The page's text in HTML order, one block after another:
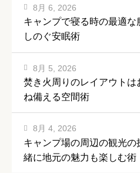
キャンプで寝る時の最適
しのぐ安眠術
8月 6, 2026
焚き火周りのレイアウト
ね備える空間術
8月 5, 2026
キャンプ場の周辺の観光
緒に地元の魅力も楽しむ術
8月 4, 2026